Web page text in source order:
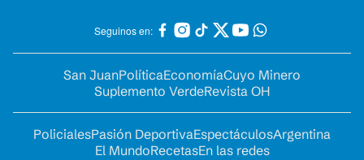
Seguinos en:
San JuanPolíticaEconomíaCuyo Minero
Suplemento VerdeRevista OH
PolicialesPasión DeportivaEspectáculosArgentina
El MundoRecetasEn las redes